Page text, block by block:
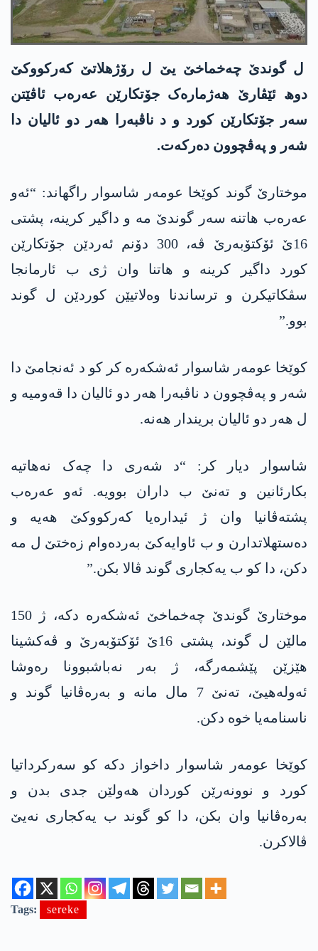
ل گوندێ چەخماخێ یێ ل رۆژھلاتێ کەرکووکێ
دوھ ئێڤارێ ھەژمارەک جۆتکارێن عەرەب ئاڤێتن
سەر جۆتکارێن کورد و د ناڤبەرا ھەر دو ئالیان دا
شەر و پەڤچوون دەرکەت.
موختارێ گوند کوێخا عومەر شاسوار راگھاند: “ئەو
عەرەب ھاتنە سەر گوندێ مە و داگیر کرینە، پشتی
16ێ ئۆکتۆبەرێ ڤە، 300 دۆنم ئەردێن جۆتکارێن
کورد داگیر کرینە و ھاتنا وان ژی ب ئارمانجا
سڤکاتیکرن و ترساندنا وەلاتیێن کوردێن ل گوند
بوو.”
کوێخا عومەر شاسوار ئەشکەرە کر کو د ئەنجامێ دا
شەر و پەڤچوون د ناڤبەرا ھەر دو ئالیان دا قەومیە و
ل ھەر دو ئالیان بریندار ھەنە.
شاسوار دیار کر: “د شەری دا چەک نەھاتیە
بکارئانین و تەنێ ب داران بوویە. ئەو عەرەب
پشتەڤانیا وان ژ ئیدارەیا کەرکووکێ ھەیە و
دەستھلاتدارن و ب ئاوایەکێ بەردەوام زەختێ ل مە
دکن، دا کو ب یەکجاری گوند ڤالا بکن.”
موختارێ گوندێ چەخماخێ ئەشکەرە دکە، ژ 150
مالێن ل گوند، پشتی 16ێ ئۆکتۆبەرێ و ڤەکشینا
ھێزێن پێشمەرگە، ژ بەر نەباشبوونا رەوشا
ئەولەھیێ، تەنێ 7 مال مانە و بەرەڤانیا گوند و
ناسنامەیا خوە دکن.
کوێخا عومەر شاسوار داخواز دکە کو سەرکرداتیا
کورد و نوونەرێن کوردان ھەولێن جدی بدن و
بەرەڤانیا وان بکن، دا کو گوند ب یەکجاری نەیێ
ڤالاکرن.
Tags: sereke